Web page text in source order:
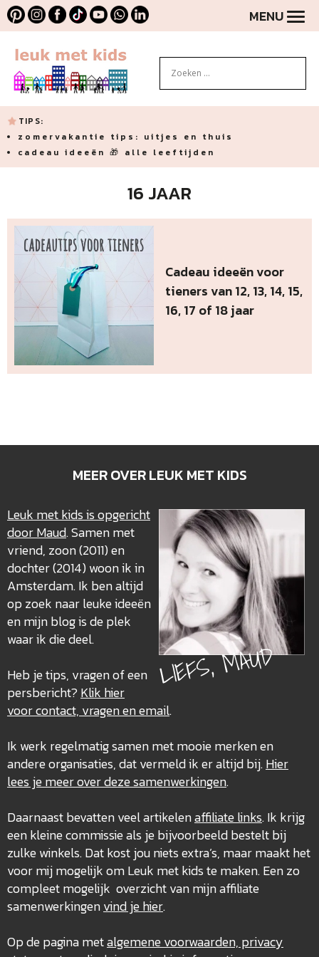
MENU
TIPS:
zomervakantie tips: uitjes en thuis
cadeau ideeën 🎁 alle leeftijden
16 JAAR
Cadeau ideeën voor
tieners van 12, 13, 14, 15,
16, 17 of 18 jaar
MEER OVER LEUK MET KIDS
LIEFS, MAUD
Leuk met kids is opgericht
door Maud. Samen met
vriend, zoon (2011) en
dochter (2014) woon ik in
Amsterdam. Ik ben altijd
op zoek naar leuke ideeën
en mijn blog is de plek
waar ik die deel.
Heb je tips, vragen of een
persbericht? Klik hier
voor contact, vragen en email.
Ik werk regelmatig samen met mooie merken en
andere organisaties, dat vermeld ik er altijd bij.Hier
lees je meer over dezesamenwerkingen.
Daarnaast bevatten veel artikelenaffiliate links. Ik krijg
een kleine commissie als je bijvoorbeeld bestelt bij
zulke winkels. Dat kost jou niets extra’s, maar maakt het
voor mij mogelijk om Leuk met kids te maken. Een zo
compleet mogelijk overzicht van mijn affiliate
samenwerkingenvind je hier.
Op de pagina metalgemene voorwaarden, privacy